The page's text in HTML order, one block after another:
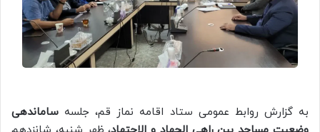
به گزارش روابط عمومی ستاد اقامه نماز قم، جلسه ساماندهی